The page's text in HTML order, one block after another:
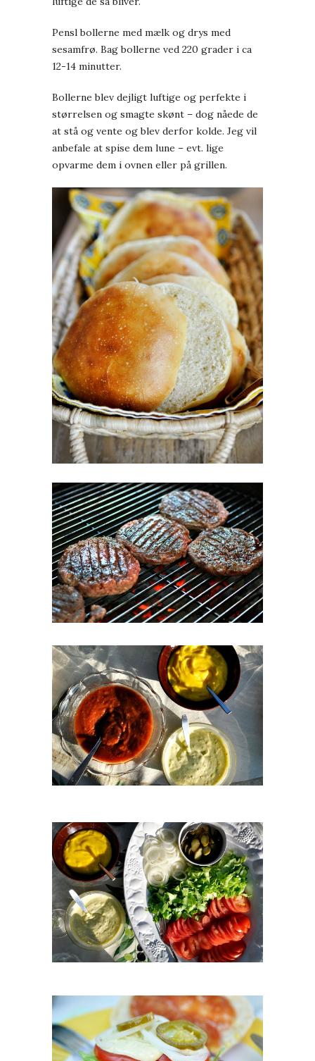
Pensl bollerne med mælk og drys med
sesamfrø. Bag bollerne ved 220 grader i ca
12-14 minutter.
Bollerne blev dejligt luftige og perfekte i
størrelsen og smagte skønt – dog nåede de
at stå og vente og blev derfor kolde. Jeg vil
anbefale at spise dem lune – evt. lige
opvarme dem i ovnen eller på grillen.